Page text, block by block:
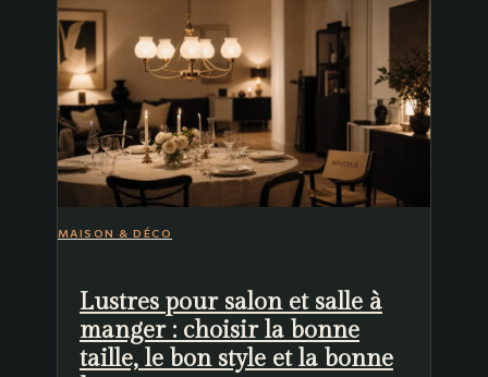
MAISON & DÉCO
Lustres pour salon et salle à
manger : choisir la bonne
taille, le bon style et la bonne